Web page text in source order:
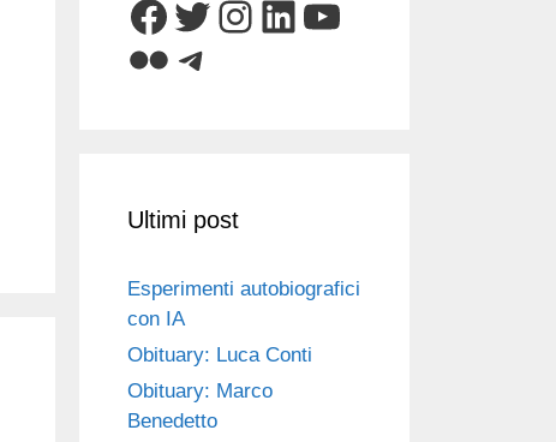
Facebook
Twitter
Instagram
LinkedIn
YouTube
FlickrTelegram
Ultimi post
Esperimenti autobiografici
con IA
Obituary: Luca Conti
Obituary: Marco
Benedetto